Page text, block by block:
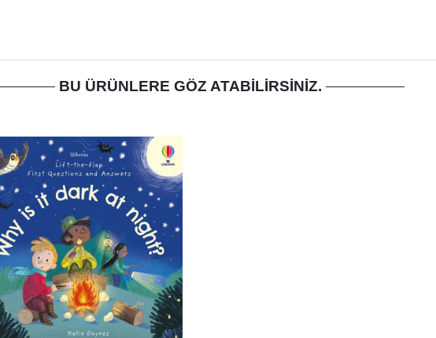
BU ÜRÜNLERE GÖZ ATABILIRSINIZ.